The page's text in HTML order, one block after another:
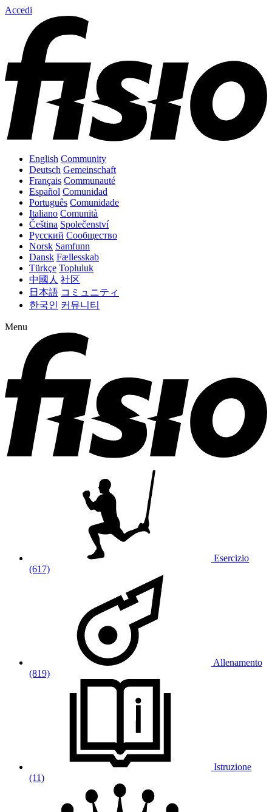
Accedi
English Community
Deutsch Gemeinschaft
Français Communauté
Español Comunidad
Português Comunidade
Italiano Comunità
Čeština Společenství
Русский Сообщество
Norsk Samfunn
Dansk Fællesskab
Türkçe Topluluk
中國人 社区
日本語 コミュニティ
한국인 커뮤니티
Menu
Esercizio
(617)
Allenamento
(819)
Istruzione
(11)